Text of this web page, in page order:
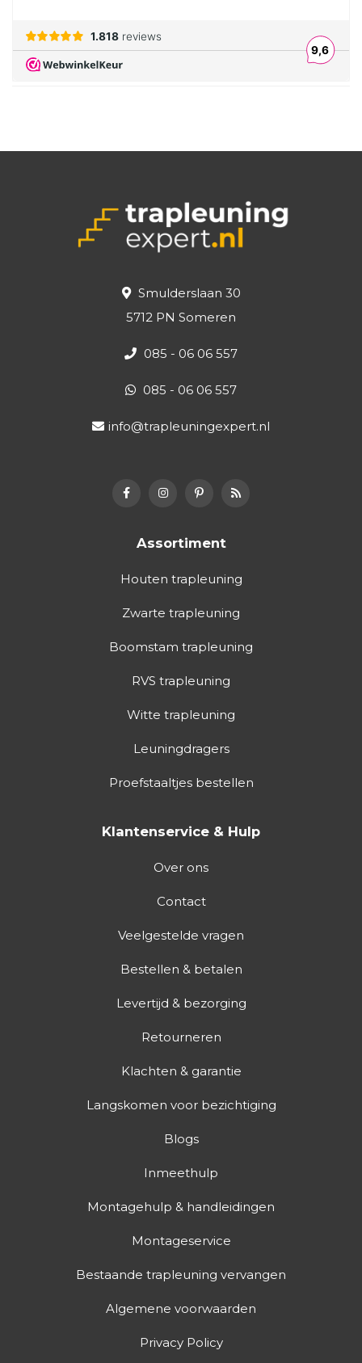
Smulderslaan 30
5712 PN Someren
085 - 06 06 557
085 - 06 06 557
info@trapleuningexpert.nl
Assortiment
Houten trapleuning
Zwarte trapleuning
Boomstam trapleuning
RVS trapleuning
Witte trapleuning
Leuningdragers
Proefstaaltjes bestellen
Klantenservice & Hulp
Over ons
Contact
Veelgestelde vragen
Bestellen & betalen
Levertijd & bezorging
Retourneren
Klachten & garantie
Langskomen voor bezichtiging
Blogs
Inmeethulp
Montagehulp & handleidingen
Montageservice
Bestaande trapleuning vervangen
Algemene voorwaarden
Privacy Policy